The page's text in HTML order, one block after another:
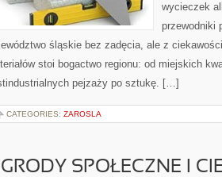
wycieczek
przewodniki
śląskie bez zadęcia, ale z
stoi bogactwo regionu: od miejskich
pejzaży po sztukę. […]
CATEGORIES: ZAROSLA
SPOŁECZNE I